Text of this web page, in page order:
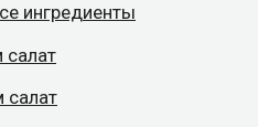
ингредиенты
салат